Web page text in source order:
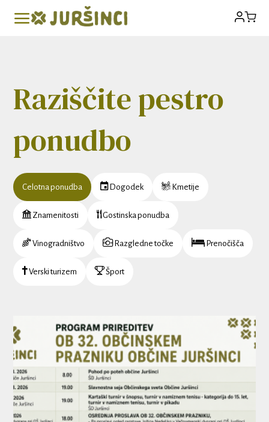
Raziščite pestro
ponudbo
Celotna ponudba Dogodek Kmetije
Znamenitosti Gostinska ponudba
Vinogradništvo Razgledne točke Prenočišča
Verski turizem Šport